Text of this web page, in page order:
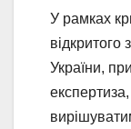
У рамках
відкритого
України,